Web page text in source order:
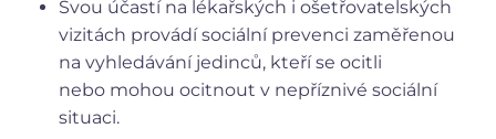
Svou účastí na lékařských i ošetřovatelských
vizitách provádí sociální prevenci zaměřenou
na vyhledávání jedinců, kteří se ocitli
nebo mohou ocitnout v nepříznivé sociální
situaci.